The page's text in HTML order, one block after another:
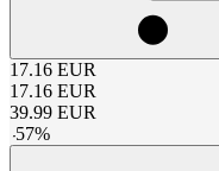
17.16 EUR
17.16 EUR
39.99 EUR
-57%